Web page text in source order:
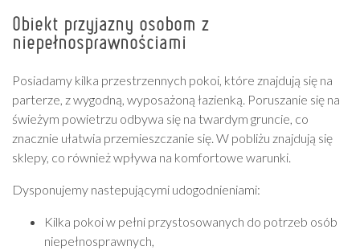
Obiekt przyjazny osobom z
niepełnosprawnościami
Posiadamy kilka przestrzennych pokoi, które znajdują się na
parterze, z wygodną, wyposażoną łazienką. Poruszanie się na
świeżym powietrzu odbywa się na twardym gruncie, co
znacznie ułatwia przemieszczanie się. W pobliżu znajdują się
sklepy, co również wpływa na komfortowe warunki.
Dysponujemy nastepującymi udogodnieniami:
Kilka pokoi w pełni przystosowanych do potrzeb osób
niepełnosprawnych,